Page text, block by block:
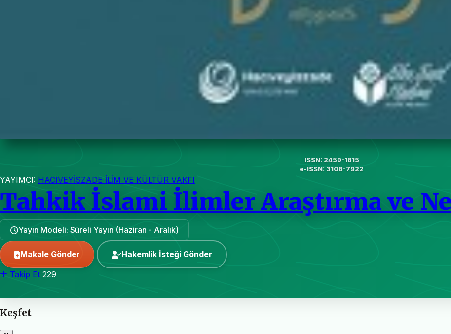
ISSN: 2459-1815
e-ISSN: 3108-7922
YAYIMCI: HACIVEYİSZADE İLİM VE KÜLTÜR VAKFI
Tahkik İslami İlimler Araştırma ve
Yayın Modeli: Süreli Yayın (Haziran - Aralık)
Makale Gönder Hakemlik İsteği Gönder
Takip Et 229
Keşfet